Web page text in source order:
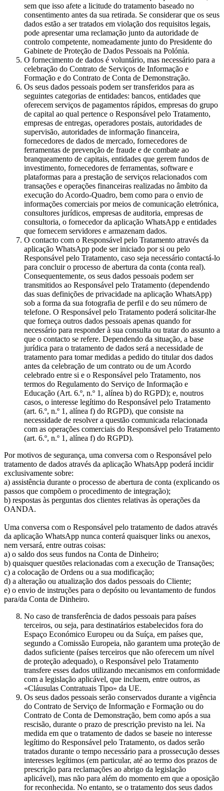
sem que isso afete a licitude do tratamento baseado no
consentimento antes da sua retirada. Se considerar que os seus
dados estão a ser tratados em violação dos requisitos legais,
pode apresentar uma reclamação junto da autoridade de
controlo competente, nomeadamente junto do Presidente do
Gabinete de Proteção de Dados Pessoais na Polónia.
O fornecimento de dados é voluntário, mas necessário para a
celebração do Contrato de Serviços de Informação e
Formação e do Contrato de Conta de Demonstração.
Os seus dados pessoais podem ser transferidos para as
seguintes categorias de entidades: bancos, entidades que
oferecem serviços de pagamentos rápidos, empresas do grupo
de capital ao qual pertence o Responsável pelo Tratamento,
empresas de entregas, operadores postais, autoridades de
supervisão, autoridades de informação financeira,
fornecedores de dados de mercado, fornecedores de
ferramentas de prevenção de fraude e de combate ao
branqueamento de capitais, entidades que gerem fundos de
investimento, fornecedores de ferramentas, software e
plataformas para a prestação de serviços relacionados com
transações e operações financeiras realizadas no âmbito da
execução do Acordo-Quadro, bem como para o envio de
informações comerciais por meios de comunicação eletrónica,
consultores jurídicos, empresas de auditoria, empresas de
consultoria, o fornecedor da aplicação WhatsApp e entidades
que fornecem servidores e armazenam dados.
O contacto com o Responsável pelo Tratamento através da
aplicação WhatsApp pode ser iniciado por si ou pelo
Responsável pelo Tratamento, caso seja necessário contactá-lo
para concluir o processo de abertura da conta (conta real).
Consequentemente, os seus dados pessoais podem ser
transmitidos ao Responsável pelo Tratamento (dependendo
das suas definições de privacidade na aplicação WhatsApp)
sob a forma da sua fotografia de perfil e do seu número de
telefone. O Responsável pelo Tratamento poderá solicitar-lhe
que forneça outros dados pessoais apenas quando for
necessário para responder à sua consulta ou tratar do assunto a
que o contacto se refere. Dependendo da situação, a base
jurídica para o tratamento de dados será a necessidade de
tratamento para tomar medidas a pedido do titular dos dados
antes da celebração de um contrato ou de um Acordo
celebrado entre si e o Responsável pelo Tratamento, nos
termos do Regulamento do Serviço de Informação e
Educação (Art. 6.º, n.º 1, alínea b) do RGPD); e, noutros
casos, o interesse legítimo do Responsável pelo Tratamento
(art. 6.º, n.º 1, alínea f) do RGPD), que consiste na
necessidade de resolver a questão comunicada relacionada
com as operações comerciais do Responsável pelo Tratamento
(art. 6.º, n.º 1, alínea f) do RGPD).
Por motivos de segurança, uma conversa com o Responsável pelo
tratamento de dados através da aplicação WhatsApp poderá incidir
exclusivamente sobre:
a) assistência durante o processo de abertura de conta (explicando os
passos que compõem o procedimento de integração);
b) respostas às perguntas dos clientes relativas às operações da
OANDA.
Uma conversa com o Responsável pelo tratamento de dados através
da aplicação WhatsApp nunca conterá quaisquer links ou anexos,
nem versará, entre outras coisas:
a) o saldo dos seus fundos na Conta de Dinheiro;
b) quaisquer questões relacionadas com a execução de Transações;
c) a colocação de Ordens ou a sua modificação;
d) a alteração ou atualização dos dados pessoais do Cliente;
e) o envio de instruções para o depósito ou levantamento de fundos
para/da Conta de Dinheiro.
No caso de transferência de dados pessoais para países
terceiros, ou seja, para destinatários estabelecidos fora do
Espaço Económico Europeu ou da Suíça, em países que,
segundo a Comissão Europeia, não garantem uma proteção de
dados suficiente (países terceiros que não oferecem um nível
de proteção adequado), o Responsável pelo Tratamento
transfere esses dados utilizando mecanismos em conformidade
com a legislação aplicável, que incluem, entre outros, as
«Cláusulas Contratuais Tipo» da UE.
Os seus dados pessoais serão conservados durante a vigência
do Contrato de Serviço de Informação e Formação ou do
Contrato de Conta de Demonstração, bem como após a sua
rescisão, durante o prazo de prescrição previsto na lei. Na
medida em que o tratamento de dados se baseie no interesse
legítimo do Responsável pelo Tratamento, os dados serão
tratados durante o tempo necessário para a prossecução desses
interesses legítimos (em particular, até ao termo dos prazos de
prescrição para reclamações ao abrigo da legislação
aplicável), mas não para além do momento em que a oposição
for reconhecida. No entanto, se o tratamento dos seus dados